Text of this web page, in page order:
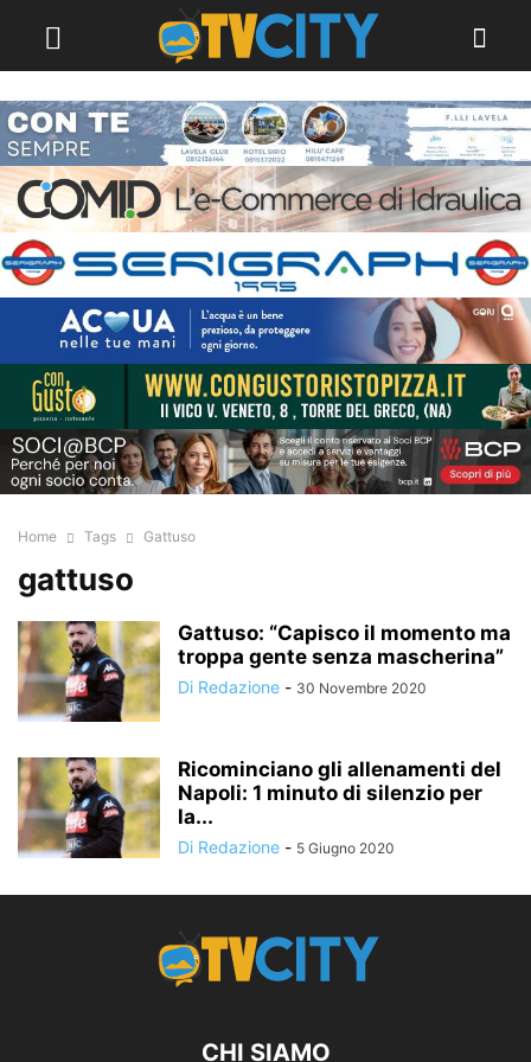
Home Tags Gattuso
gattuso
Gattuso: “Capisco il momento ma
troppa gente senza mascherina”
Di Redazione - 30 Novembre 2020
Ricominciano gli allenamenti del
Napoli: 1 minuto di silenzio per
la...
Di Redazione - 5 Giugno 2020
CHI SIAMO